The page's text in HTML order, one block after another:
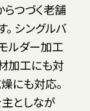
つづく老舗
シングルバ
ルダー加工
加工にも対
にも対応。
としなが